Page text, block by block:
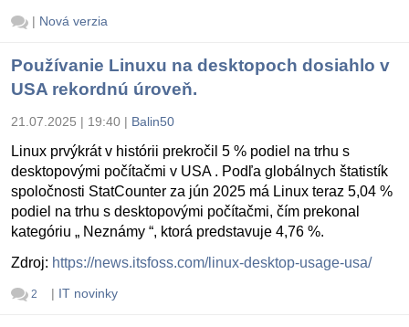
| Nová verzia
Používanie Linuxu na desktopoch dosiahlo v
USA rekordnú úroveň.
21.07.2025 | 19:40 | Balin50
Linux prvýkrát v histórii prekročil 5 % podiel na trhu s
desktopovými počítačmi v USA . Podľa globálnych štatistík
spoločnosti StatCounter za jún 2025 má Linux teraz 5,04 %
podiel na trhu s desktopovými počítačmi, čím prekonal
kategóriu „ Neznámy “, ktorá predstavuje 4,76 %.
Zdroj: https://news.itsfoss.com/linux-desktop-usage-usa/
2 | IT novinky